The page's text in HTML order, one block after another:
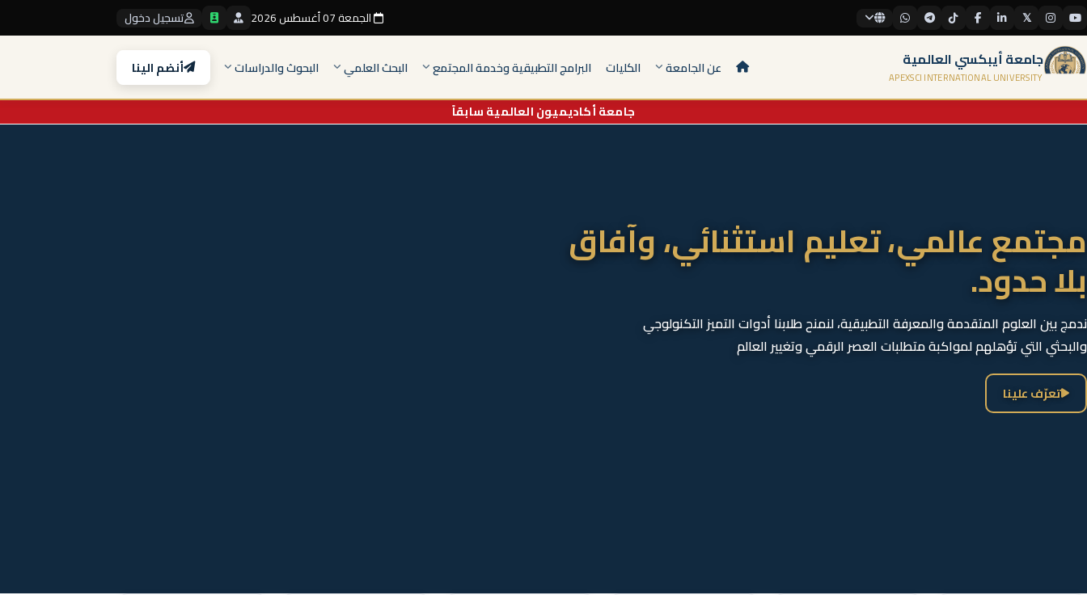
جامعة أكاديميون العالمية سابقاً
𝕏 الجمعة 07 أغسطس 2026 تسجيل دخول
جامعة أيبكسي العالمية
APEXSCI INTERNATIONAL UNIVERSITY عن الجامعة الكليات البرامج التطبيقية وخدمة المجتمع البحث العلمي البحوث والدراسات أنضم الينا
مجتمع عالمي، تعليم استثنائي، وآفاق
بلا حدود.
ندمج بين العلوم المتقدمة والمعرفة التطبيقية، لنمنح طلابنا أدوات التميز التكنولوجي
والبحثي التي تؤهلهم لمواكبة متطلبات العصر الرقمي وتغيير العالم
تعرّف علينا